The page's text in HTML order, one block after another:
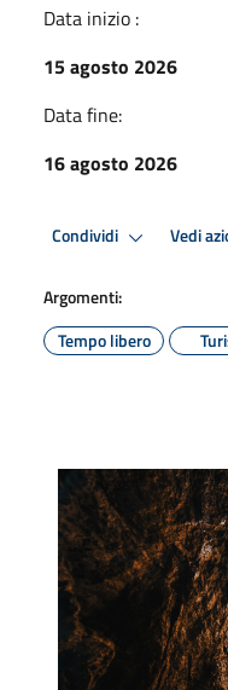
Data inizio :
15 agosto 2026
Data fine:
16 agosto 2026
Condividi Vedi
Argomenti:
Tempo libero